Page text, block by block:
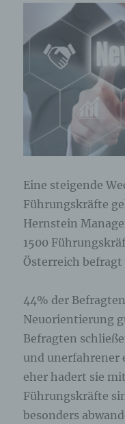
Eine steigende
Führungskräfte
Hernstein
1500
Österreich befragt
44% der
Neuorientierung
Befragten
und unerfahrener
eher hadert sie
Führungskräfte
besonders